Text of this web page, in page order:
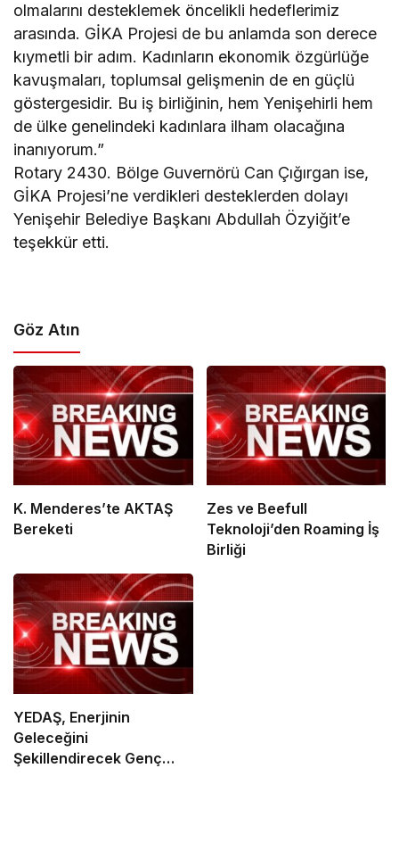
olmalarını desteklemek öncelikli hedeflerimiz
arasında. GİKA Projesi de bu anlamda son derece
kıymetli bir adım. Kadınların ekonomik özgürlüğe
kavuşmaları, toplumsal gelişmenin de en güçlü
göstergesidir. Bu iş birliğinin, hem Yenişehirli hem
de ülke genelindeki kadınlara ilham olacağına
inanıyorum.”
Rotary 2430. Bölge Guvernörü Can Çığırgan ise,
GİKA Projesi’ne verdikleri desteklerden dolayı
Yenişehir Belediye Başkanı Abdullah Özyiğit’e
teşekkür etti.
Göz Atın
K. Menderes’te AKTAŞ
Bereketi
Zes ve Beefull
Teknoloji’den Roaming İş
Birliği
YEDAŞ, Enerjinin
Geleceğini
Şekillendirecek Genç